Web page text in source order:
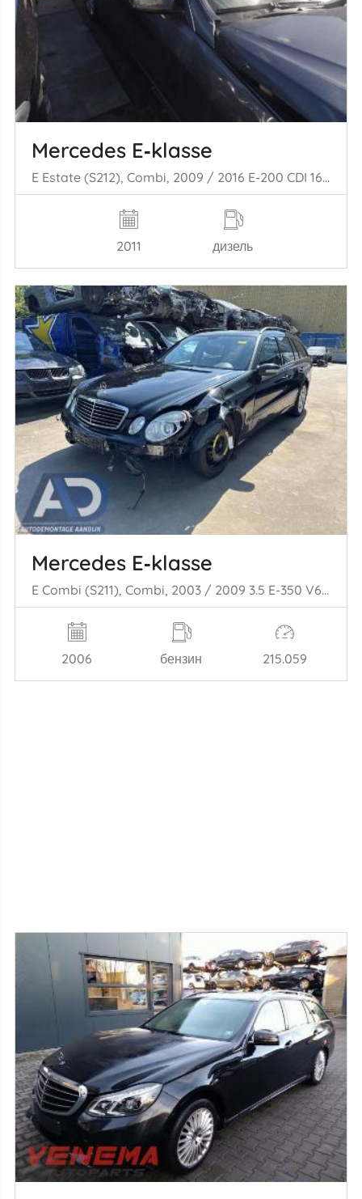
Mercedes E‑klasse
E Estate (S212), Combi, 2009 / 2016 E-200 CDI 16V BlueEfficiency,BlueTEC
2011 дизель
Mercedes E‑klasse
E Combi (S211), Combi, 2003 / 2009 3.5 E-350 V6 24V
2006 бензин 215.059